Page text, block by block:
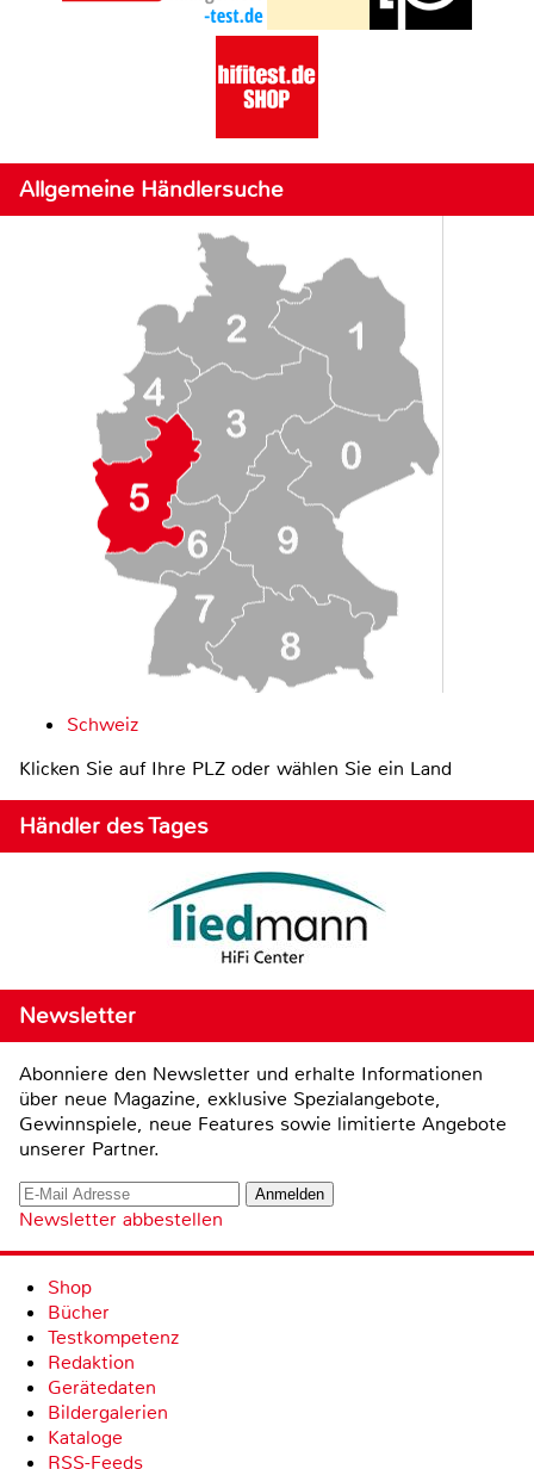
Allgemeine Händlersuche
Schweiz
Klicken Sie auf Ihre PLZ oder wählen Sie ein Land
Händler des Tages
Newsletter
Abonniere den Newsletter und erhalte Informationen
über neue Magazine, exklusive Spezialangebote,
Gewinnspiele, neue Features sowie limitierte Angebote
unserer Partner.
Newsletter abbestellen
Shop
Bücher
Testkompetenz
Redaktion
Gerätedaten
Bildergalerien
Kataloge
RSS-Feeds